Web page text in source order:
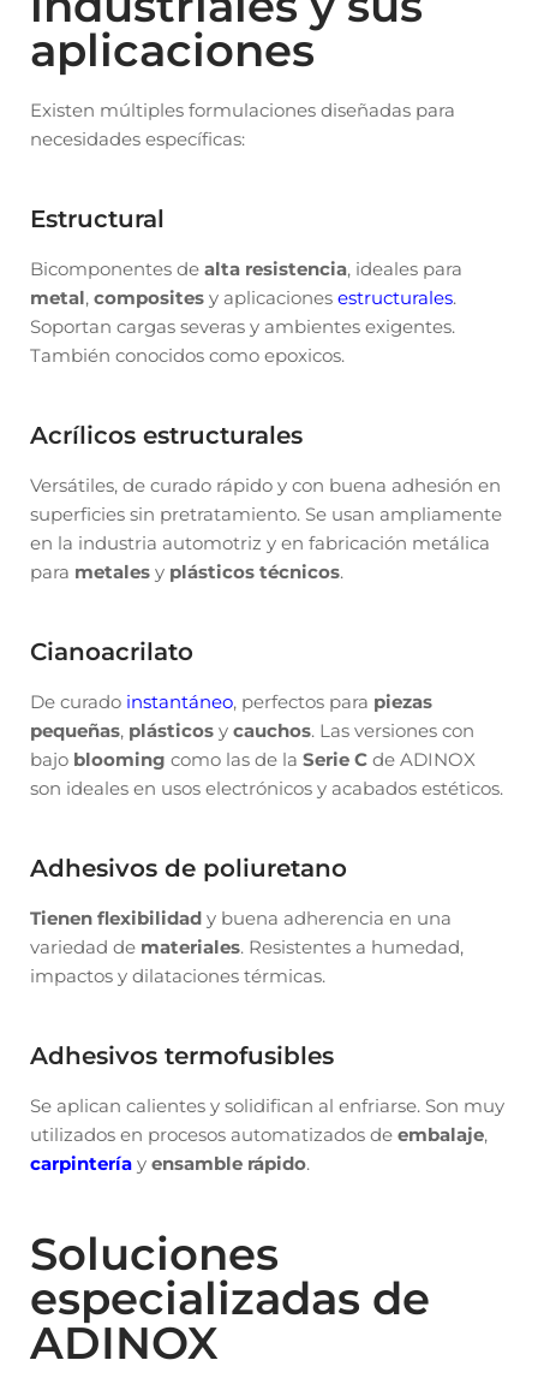
aplicaciones
Existen múltiples formulaciones diseñadas para
necesidades específicas:
Estructural
Bicomponentes de alta resistencia, ideales para
metal, composites y aplicaciones estructurales.
Soportan cargas severas y ambientes exigentes.
También conocidos como epoxicos.
Acrílicos estructurales
Versátiles, de curado rápido y con buena adhesión en
superficies sin pretratamiento. Se usan ampliamente
en la industria automotriz y en fabricación metálica
para metales y plásticos técnicos.
Cianoacrilato
De curado instantáneo, perfectos para piezas
pequeñas, plásticos y cauchos. Las versiones con
bajo blooming como las de la Serie C de ADINOX
son ideales en usos electrónicos y acabados estéticos.
Adhesivos de poliuretano
Tienen flexibilidad y buena adherencia en una
variedad de materiales. Resistentes a humedad,
impactos y dilataciones térmicas.
Adhesivos termofusibles
Se aplican calientes y solidifican al enfriarse. Son muy
utilizados en procesos automatizados de embalaje,
carpintería y ensamble rápido.
Soluciones
especializadas de
ADINOX